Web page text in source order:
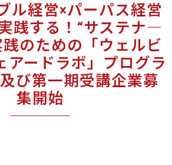
ル経営×パーパス経営
践する！“サステナ―
のための「ウェルビ
アードラボ」プログラ
び第一期受講企業募
集開始